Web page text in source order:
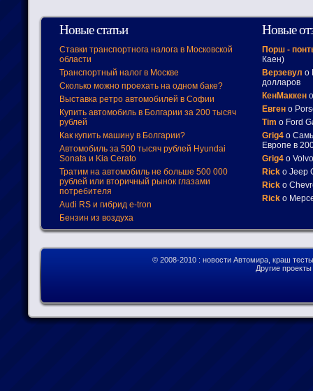
Новые статьи
Ставки транспортнога налога в Московской
области
Транспортный налог в Москве
Сколько можно проехать на одном баке?
Выставка ретро автомобилей в Софии
Купить автомобиль в Болгарии за 200 тысяч
рублей
Как купить машину в Болгарии?
Автомобиль за 500 тысяч рублей Hyundai
Sonata и Kia Cerato
Тратим на автомобиль не больше 500 000
рублей или вторичный рынок глазами
потребителя
Audi RS и гибрид e-tron
Бензин из воздуха
Новые
Порш -
Каен)
Верзевул о
долларов
КенМаккен
Евген о
Tim о Ford
Grig4 о
Европе в
Grig4 о
Rick о Jeep
Rick о
Rick о
© 2008-2010 : новости Автомира, краш
Другие проекты